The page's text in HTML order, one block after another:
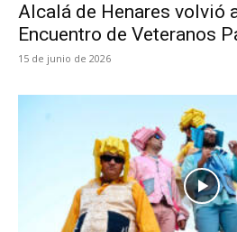
Alcalá de Henares volvió
Encuentro de Veteranos
15 de junio de 2026